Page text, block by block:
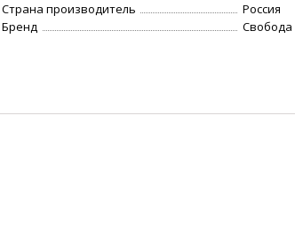
Страна производитель
Россия
Бренд
Свобода